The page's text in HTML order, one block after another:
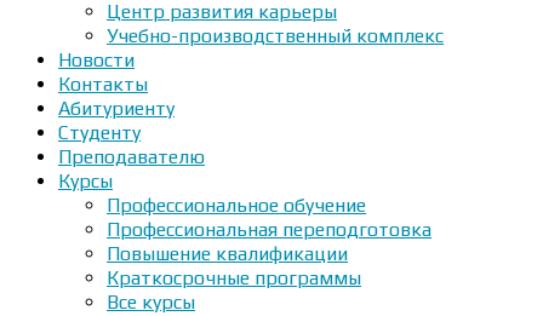
Центр развития карьеры
Учебно-производственный комплекс
Новости
Контакты
Абитуриенту
Студенту
Преподавателю
Курсы
Профессиональное обучение
Профессиональная переподготовка
Повышение квалификации
Краткосрочные программы
Все курсы